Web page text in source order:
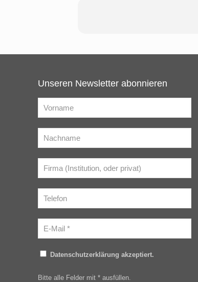
Unseren Newsletter abonnieren
Datenschutzerklärung akzeptiert.
Bitte alle Felder mit * ausfüllen.